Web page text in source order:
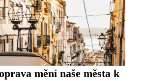
mění naše města k